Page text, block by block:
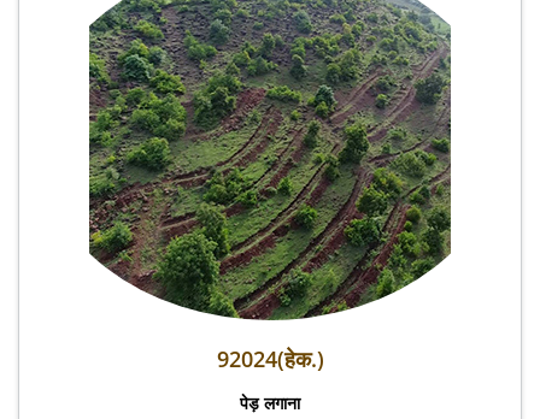
92024(हेक.)
पेड़ लगाना